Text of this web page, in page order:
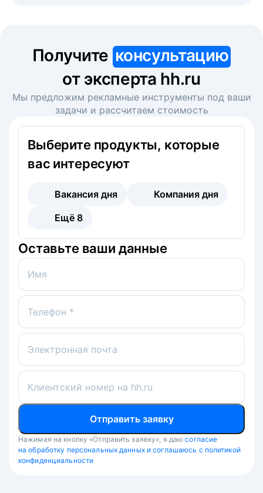
Получите консультацию
от эксперта hh.ru
Мы предложим рекламные инструменты под ваши
задачи и рассчитаем стоимость
Выберите продукты, которые
вас интересуют
Вакансия дня
Компания дня
Ещё 8
Оставьте ваши данные
Имя
Телефон *
Электронная почта
Клиентский номер на hh.ru
Отправить заявку
Нажимая на кнопку «Отправить заявку», я даю согласие
на обработку персональных данных и соглашаюсь с политикой
конфиденциальности